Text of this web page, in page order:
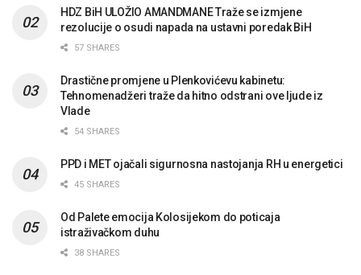
HDZ BiH ULOŽIO AMANDMANE Traže se izmjene
rezolucije o osudi napada na ustavni poredak BiH
57 SHARES
Drastične promjene u Plenkovićevu kabinetu:
Tehnomenadžeri traže da hitno odstrani ove ljude iz
Vlade
54 SHARES
PPD i MET ojačali sigurnosna nastojanja RH u energetici
45 SHARES
Od Palete emocija Kolosijekom do poticaja
istraživačkom duhu
38 SHARES